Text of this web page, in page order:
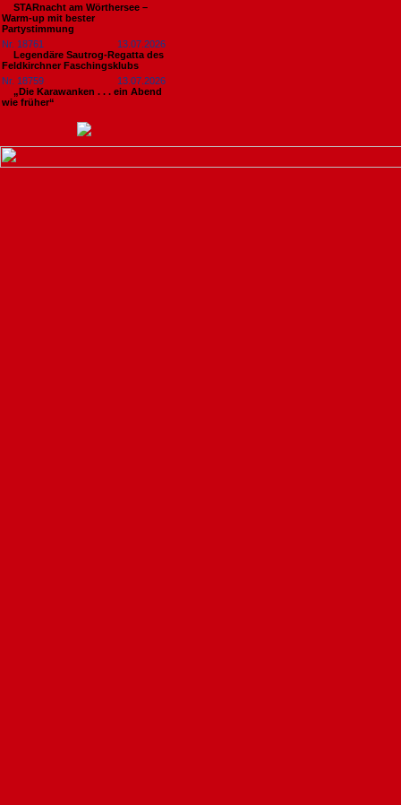
STARnacht am Wörthersee –
Warm-up mit bester
Partystimmung
Nr. 18761
13.07.2026
Legendäre Sautrog-Regatta des
Feldkirchner Faschingsklubs
Nr. 18759
13.07.2026
„Die Karawanken . . . ein Abend
wie früher“